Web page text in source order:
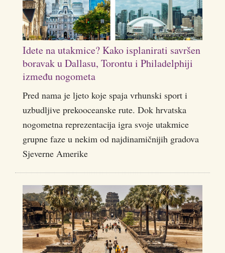
Idete na utakmice? Kako isplanirati savršen
boravak u Dallasu, Torontu i Philadelphiji
između nogometa
Pred nama je ljeto koje spaja vrhunski sport i
uzbudljive prekooceanske rute. Dok hrvatska
nogometna reprezentacija igra svoje utakmice
grupne faze u nekim od najdinamičnijih gradova
Sjeverne Amerike